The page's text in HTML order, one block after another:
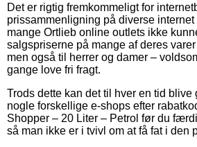
Det er rigtig fremkommeligt for
prissammenligning på diverse
mange Ortlieb online outlets ikke
salgspriserne på mange af deres
men også til herrer og damer –
gange love fri fragt.
Trods dette kan det til hver en tid blive
nogle forskellige e-shops efter
Shopper – 20 Liter – Petrol før du
så man ikke er i tvivl om at få fat i den